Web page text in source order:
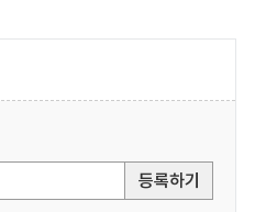
등록하기